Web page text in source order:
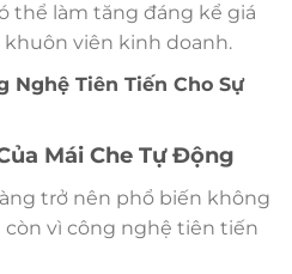
thể làm tăng đáng kể giá
viên kinh doanh.
Nghệ Tiên Tiến Cho Sự
Mái Che Tự Động
trở nên phổ biến không
vì công nghệ tiên tiến